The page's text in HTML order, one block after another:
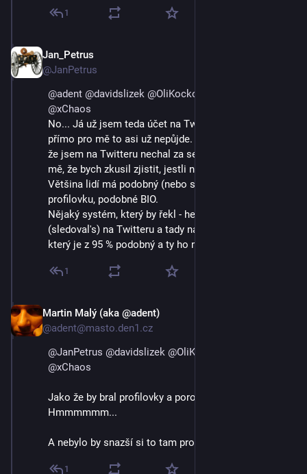
1
Jan_Petrus
@JanPetrus
@adent @davidslizek @OliKockova
@xChaos
No... Já už jsem teda účet na Twitteru zrušil, takže
přímo pro mě to asi už nepůjde. Jen jsem si uvědomil,
že jsem na Twitteru nechal za sebou pár lidí a napadlo
mě, že bych zkusil zjistit, jestli náhodou nepřišli sem.
Většina lidí má podobný (nebo stejný) handle, stejnou
profilovku, podobné BIO.
Nějaký systém, který by řekl - hele, tohohle sleduješ
(sledoval's) na Twitteru a tady na Mastodonu je účet,
který je z 95 % podobný a ty ho nesleduješ.
1
Martin Malý (aka @adent)
@adent@masto.den1.cz
@JanPetrus @davidslizek @OliKockova
@xChaos
Jako že by bral profilovky a porovnával je?
Hmmmmmm...
A nebylo by snazší si to tam prostě někam napsat? :)
1